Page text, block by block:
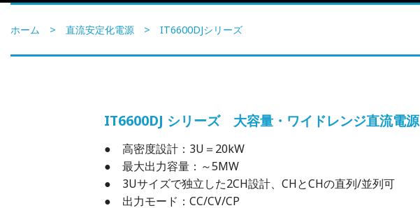
ホーム > 直流安定化電源 > IT6600DJシリーズ
IT6600DJ シリーズ 大容量・ワイドレンジ直流電源
● 高密度設計：3U＝20kW
● 最大出力容量：～5MW
● 3Uサイズで独立した2CH設計、CHとCHの直列/並列可
● 出力モード：CC/CV/CP